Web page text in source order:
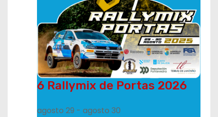
6 Rallymix de Portas 2026
agosto 29 - agosto 30